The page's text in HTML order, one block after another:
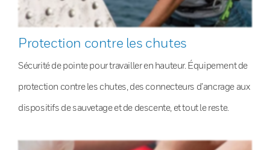
Protection contre les chutes
Sécurité de pointe pour travailler en hauteur. Équipement de
protection contre les chutes, des connecteurs d’ancrage aux
dispositifs de sauvetage et de descente, et tout le reste.